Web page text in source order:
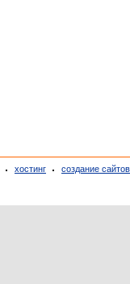
хостинг создание сайтов